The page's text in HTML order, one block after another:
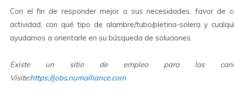
Con el fin de responder mejor a sus necesidades, favor de
actividad, con qué tipo de alambre/tubo/pletina-solera y
ayudarnos a orientarle en su búsqueda de soluciones.
Existe un sitio de empleo para las
Visite:https://jobs.numalliance.com